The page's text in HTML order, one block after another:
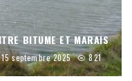
BITUME ET MARAIS
15 septembre 2025 821